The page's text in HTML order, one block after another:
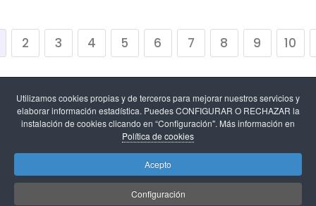
Utilizamos cookies propias y de terceros para mejorar nuestros servicios y
elaborar información estadística. Puedes CONFIGURAR O RECHAZAR la
instalación de cookies clicando en “Configuración". Más información en
Política de cookies
Acepto
Configuración
2 3 4 5 6 7 8 9 10
Política de cookies y configuración de
cookies-Protección de datos.